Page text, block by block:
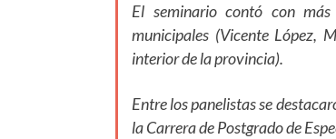
El seminario contó con
municipales (Vicente López,
interior de la provincia).
Entre los panelistas se
la Carrera de Postgrado de